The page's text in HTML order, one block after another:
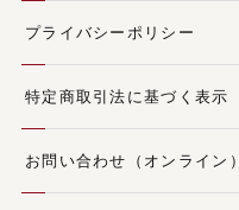
プライバシーポリシー
特定商取引法に基づく表示
お問い合わせ（オンライン）